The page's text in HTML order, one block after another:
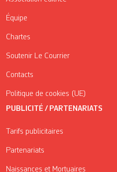
Équipe
Chartes
Soutenir Le Courrier
Contacts
Politique de cookies (UE)
PUBLICITÉ / PARTENARIATS
Tarifs publicitaires
Partenariats
Naissances et Mortuaires